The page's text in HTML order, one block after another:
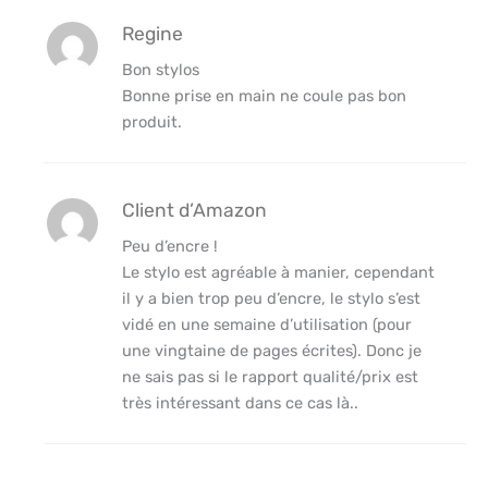
Regine
Bon stylos
Bonne prise en main ne coule pas bon
produit.
Client d’Amazon
Peu d’encre !
Le stylo est agréable à manier, cependant
il y a bien trop peu d’encre, le stylo s’est
vidé en une semaine d’utilisation (pour
une vingtaine de pages écrites). Donc je
ne sais pas si le rapport qualité/prix est
très intéressant dans ce cas là..